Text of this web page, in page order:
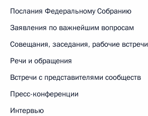
Послания Федеральному Собранию
Заявления по важнейшим вопросам
Совещания, заседания, рабочие встречи
Речи и обращения
Встречи с представителями сообществ
Пресс-конференции
Интервью